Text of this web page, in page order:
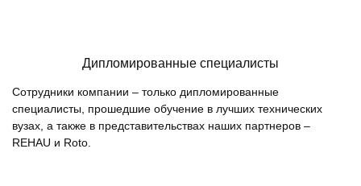
Дипломированные специалисты
Сотрудники компании – только дипломированные
специалисты, прошедшие обучение в лучших технических
вузах, а также в представительствах наших партнеров –
REHAU и Roto.